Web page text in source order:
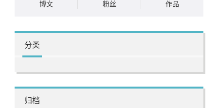
博文
粉丝
作品
分类
归档